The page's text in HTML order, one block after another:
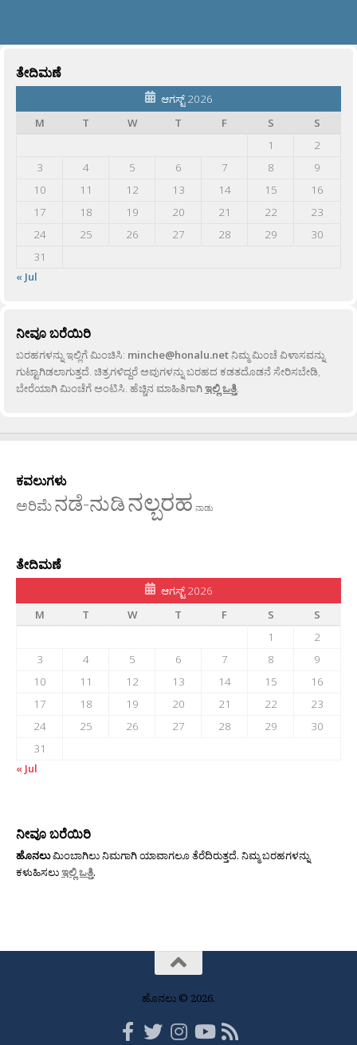
ತೇದಿಮಣೆ
ಆಗಸ್ಟ್ 2026
M
T W T F S
S
1
2
3
4 5 6 7 8
9
10
11 12 13 14 15
16
17
18 19 20 21 22
23
24
25 26 27 28 29
30
31
« Jul
ನೀವೂ ಬರೆಯಿರಿ
ಬರಹಗಳನ್ನು ಇಲ್ಲಿಗೆ ಮಿಂಚಿಸಿ: minche@honalu.netನಿಮ್ಮ ಮಿಂಚೆ ವಿಳಾಸವನ್ನು
ಗುಟ್ಟಾಗಿಡಲಾಗುತ್ತದೆ. ಚಿತ್ರಗಳಿದ್ದರೆ ಅವುಗಳನ್ನು ಬರಹದ ಕಡತದೊಡನೆ ಸೇರಿಸಬೇಡಿ,
ಬೇರೆಯಾಗಿ ಮಿಂಚೆಗೆ ಅಂಟಿಸಿ. ಹೆಚ್ಚಿನ ಮಾಹಿತಿಗಾಗಿಇಲ್ಲಿ ಒತ್ತಿ
ಕವಲುಗಳು
ಅರಿಮೆನಡೆ-ನುಡಿನಲ್ಬರಹ ನಾಡು
ತೇದಿಮಣೆ
ಆಗಸ್ಟ್ 2026
M
T W T F S
S
1
2
3
4 5 6 7 8
9
10
11 12 13 14 15
16
17
18 19 20 21 22
23
24
25 26 27 28 29
30
31
« Jul
ನೀವೂ ಬರೆಯಿರಿ
ಹೊನಲುಮಿಂಬಾಗಿಲು ನಿಮಗಾಗಿ ಯಾವಾಗಲೂ ತೆರೆದಿರುತ್ತದೆ. ನಿಮ್ಮ ಬರಹಗಳನ್ನು
ಕಳುಹಿಸಲುಇಲ್ಲಿ ಒತ್ತಿ.
ಹೊನಲು © 2026.